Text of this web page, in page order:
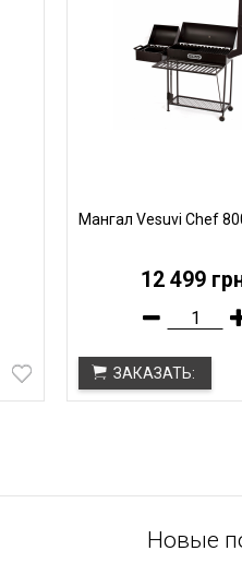
Мангал Vesuvi Chef
12 499
ЗАКАЗАТЬ:
Новые